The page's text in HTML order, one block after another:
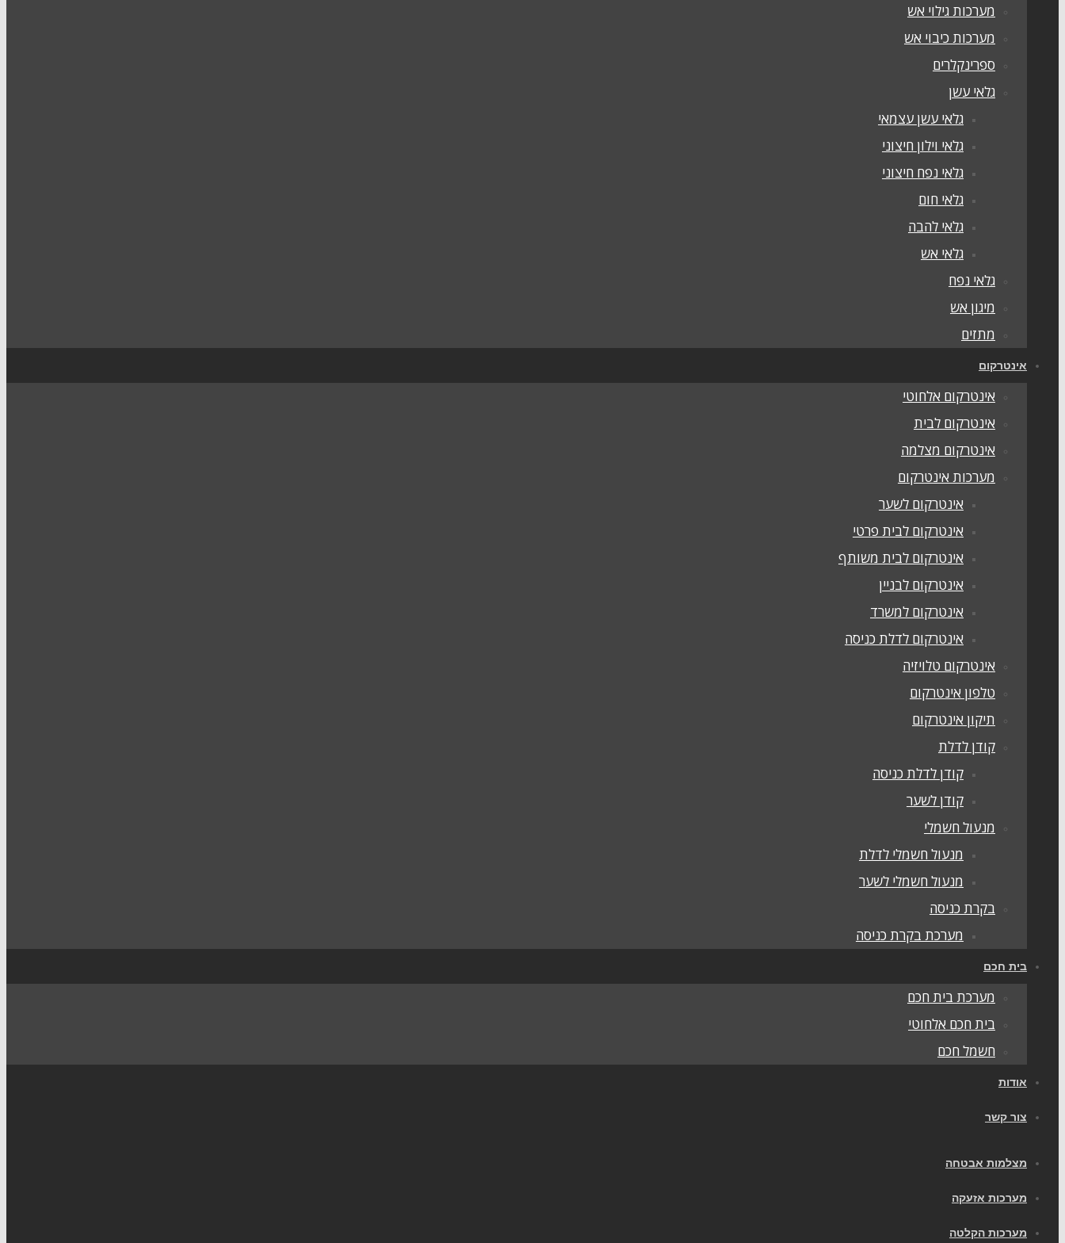
מערכות גילוי אש
מערכות כיבוי אש
ספרינקלרים
גלאי עשן
גלאי עשן עצמאי
גלאי וילון חיצוני
גלאי נפח חיצוני
גלאי חום
גלאי להבה
גלאי אש
גלאי נפח
מיגון אש
מתזים
אינטרקום
אינטרקום אלחוטי
אינטרקום לבית
אינטרקום מצלמה
מערכות אינטרקום
אינטרקום לשער
אינטרקום לבית פרטי
אינטרקום לבית משותף
אינטרקום לבניין
אינטרקום למשרד
אינטרקום לדלת כניסה
אינטרקום טלויזיה
טלפון אינטרקום
תיקון אינטרקום
קודן לדלת
קודן לדלת כניסה
קודן לשער
מנעול חשמלי
מנעול חשמלי לדלת
מנעול חשמלי לשער
בקרת כניסה
מערכת בקרת כניסה
בית חכם
מערכת בית חכם
בית חכם אלחוטי
חשמל חכם
אודות
צור קשר
מצלמות אבטחה
מערכות אזעקה
מערכות הקלטה